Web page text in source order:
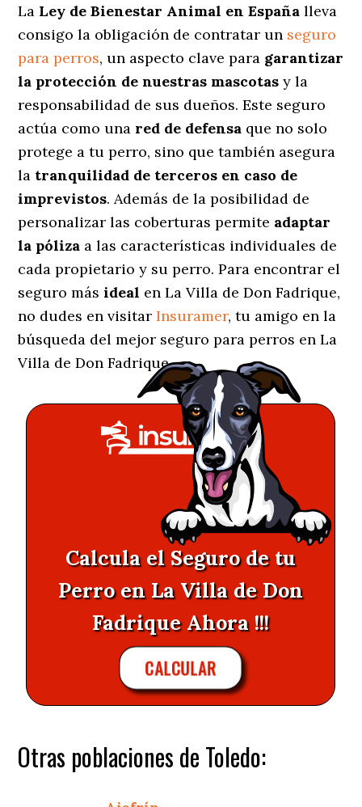
La Ley de Bienestar Animal en España lleva
consigo la obligación de contratar un seguro
para perros, un aspecto clave para garantizar
la protección de nuestras mascotas y la
responsabilidad de sus dueños. Este seguro
actúa como una red de defensa que no solo
protege a tu perro, sino que también asegura
la tranquilidad de terceros en caso de
imprevistos. Además de la posibilidad de
personalizar las coberturas permite adaptar
la póliza a las características individuales de
cada propietario y su perro. Para encontrar el
seguro másideal en La Villa de Don Fadrique,
no dudes en visitarInsuramer, tu amigo en la
búsqueda del mejor seguro para perros en La
Villa de Don Fadrique.
Calcula el Seguro de tu
Perro en La Villa de Don
Fadrique Ahora !!!
CALCULAR
Otras poblaciones de Toledo: